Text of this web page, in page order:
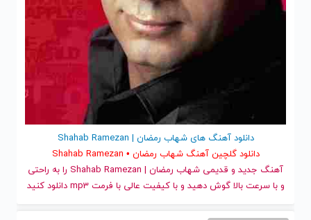
دانلود آهنگ های شهاب رمضان | Shahab Ramezan
دانلود گلچین آهنگ شهاب رمضان • Shahab Ramezan
آهنگ جدید
و قدیمی شهاب رمضان | Shahab Ramezan را به راحتی
و با سرعت بالا گوش دهید و با کیفیت عالی با فرمت mp3 دانلود کنید